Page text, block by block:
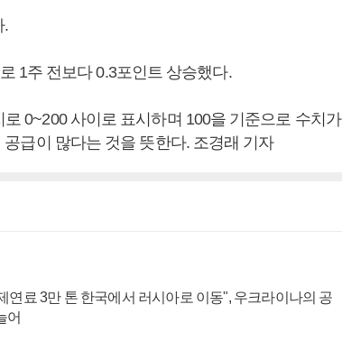
.
1주 전보다 0.3포인트 상승했다.
0~200 사이로 표시하며 100을 기준으로 수치가
급이 많다는 것을 뜻한다. 조경래 기자
연료 3만 톤 한국에서 러시아로 이동", 우크라이나의 공
어